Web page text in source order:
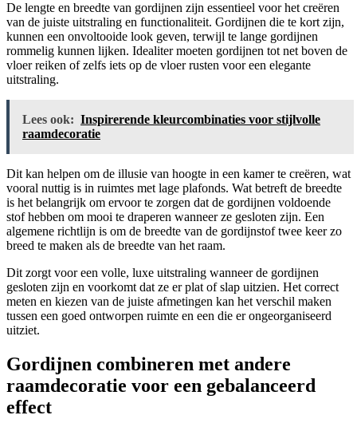
De lengte en breedte van gordijnen zijn essentieel voor het creëren
van de juiste uitstraling en functionaliteit. Gordijnen die te kort zijn,
kunnen een onvoltooide look geven, terwijl te lange gordijnen
rommelig kunnen lijken. Idealiter moeten gordijnen tot net boven de
vloer reiken of zelfs iets op de vloer rusten voor een elegante
uitstraling.
Lees ook: Inspirerende kleurcombinaties voor stijlvolle
raamdecoratie
Dit kan helpen om de illusie van hoogte in een kamer te creëren, wat
vooral nuttig is in ruimtes met lage plafonds. Wat betreft de breedte
is het belangrijk om ervoor te zorgen dat de gordijnen voldoende
stof hebben om mooi te draperen wanneer ze gesloten zijn. Een
algemene richtlijn is om de breedte van de gordijnstof twee keer zo
breed te maken als de breedte van het raam.
Dit zorgt voor een volle, luxe uitstraling wanneer de gordijnen
gesloten zijn en voorkomt dat ze er plat of slap uitzien. Het correct
meten en kiezen van de juiste afmetingen kan het verschil maken
tussen een goed ontworpen ruimte en een die er ongeorganiseerd
uitziet.
Gordijnen combineren met andere
raamdecoratie voor een gebalanceerd
effect